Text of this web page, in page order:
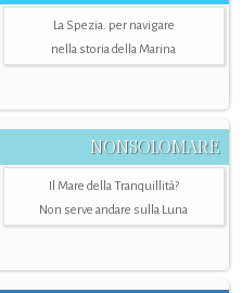
La Spezia. per navigare
nella storia della Marina
NONSOLOMARE
Il Mare della Tranquillità?
Non serve andare sulla Luna